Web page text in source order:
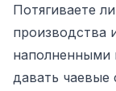
Потягиваете
производства
наполненными
давать